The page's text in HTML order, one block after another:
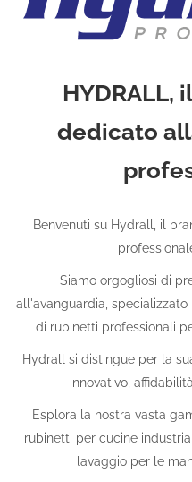
HYDRALL,
dedicato
Benvenuti su Hydrall, il
Siamo orgogliosi di
all'avanguardia,
di rubinetti professionali
Hydrall si distingue per la
innovativo,
Esplora la nostra vasta
rubinetti per cucine
lavaggio per le